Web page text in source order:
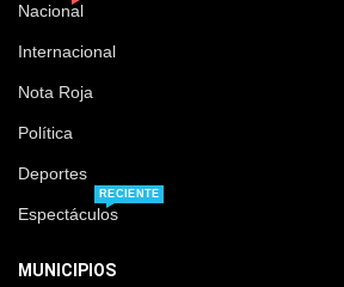
Nacional
Internacional
Nota Roja
Política
Deportes
Espectáculos
RECIENTE
MUNICIPIOS